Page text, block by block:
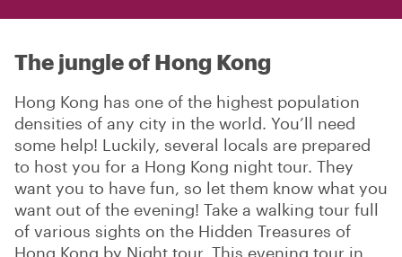
The jungle of Hong Kong
Hong Kong has one of the highest population
densities of any city in the world. You’ll need
some help! Luckily, several locals are prepared
to host you for a Hong Kong night tour. They
want you to have fun, so let them know what you
want out of the evening! Take a walking tour full
of various sights on the Hidden Treasures of
Hong Kong by Night tour. This evening tour in